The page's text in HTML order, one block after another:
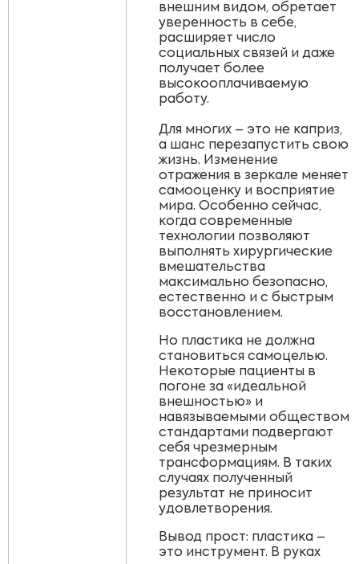
внешним видом, обретает
уверенность в себе,
расширяет число
социальных связей и даже
получает более
высокооплачиваемую
работу.
Для многих – это не каприз,
а шанс перезапустить свою
жизнь. Изменение
отражения в зеркале меняет
самооценку и восприятие
мира. Особенно сейчас,
когда современные
технологии позволяют
выполнять хирургические
вмешательства
максимально безопасно,
естественно и с быстрым
восстановлением.
Но пластика не должна
становиться самоцелью.
Некоторые пациенты в
погоне за «идеальной
внешностью» и
навязываемыми обществом
стандартами подвергают
себя чрезмерным
трансформациям. В таких
случаях полученный
результат не приносит
удовлетворения.
Вывод прост: пластика –
это инструмент. В руках